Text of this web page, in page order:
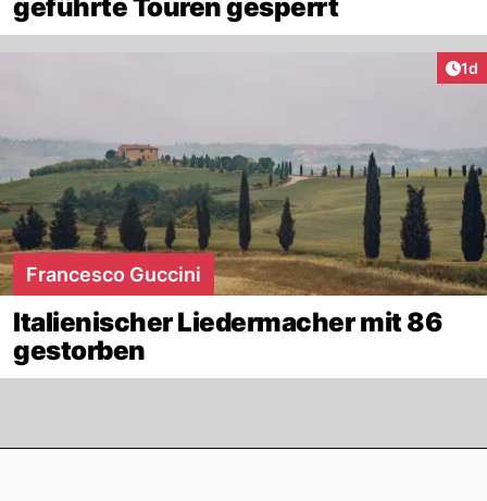
geführte Touren gesperrt
1d
Francesco Guccini
Italienischer Liedermacher mit 86
gestorben